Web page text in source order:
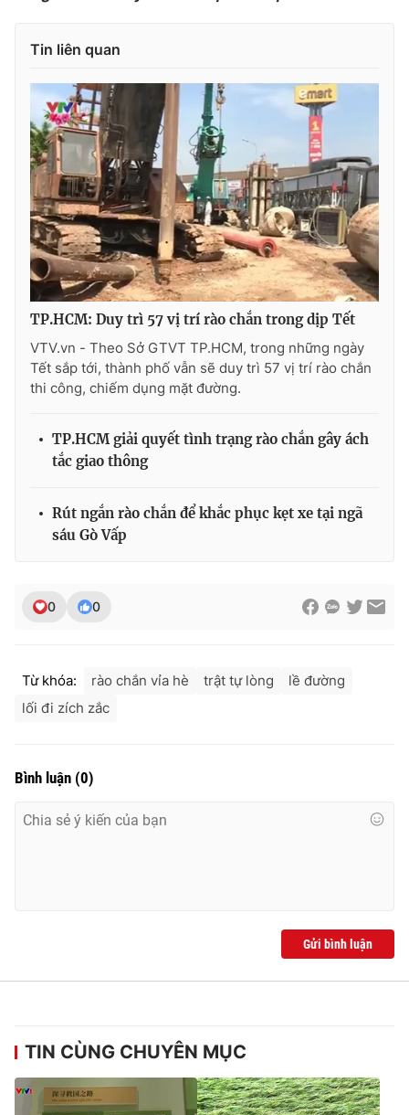
Tin liên quan
TP.HCM: Duy trì 57 vị trí rào chắn trong dịp Tết
VTV.vn - Theo Sở GTVT TP.HCM, trong những ngày
Tết sắp tới, thành phố vẫn sẽ duy trì 57 vị trí rào chắn
thi công, chiếm dụng mặt đường.
TP.HCM giải quyết tình trạng rào chắn gây ách
tắc giao thông
Rút ngắn rào chắn để khắc phục kẹt xe tại ngã
sáu Gò Vấp
0 0
Từ khóa: rào chắn vỉa hè trật tự lòng
lề đường
lối đi zích zắc
Bình luận (0)
Gửi bình luận
TIN CÙNG CHUYÊN MỤC